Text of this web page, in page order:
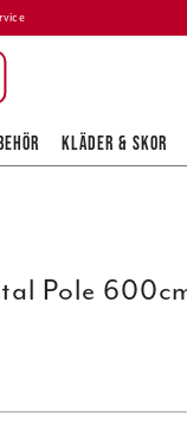
KLÄDER & SKOR
Pole